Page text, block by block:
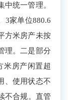
中统一管理。
3家单位880.6
方米房产未按
理。二是部分
米房产闲置超
使用状态不
不合规。直管